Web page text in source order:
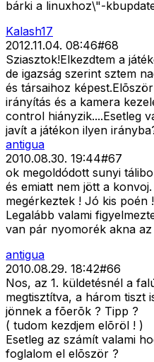
bárki a linuxhoz\"-
Kalash17
2012.11.04. 08:46#68
Sziasztok!Elkezdtem a
de igazság szerint sztem
és társaihoz
irányítás és a kamera
control hiányzik....Esetleg
javít a játékon ilyen
antigua
2010.08.30. 19:44#67
ok megoldódott sunyi
és emiatt nem jött a
megérkeztek ! Jó kis poén !
Legalább valami
van pár nyomorék akna
antigua
2010.08.29. 18:42#66
Nos, az 1. küldetésnél a
megtisztítva, a három tiszt
jönnek a fõerõk ? Tipp ?
( tudom kezdjem elõröl ! )
Esetleg az számít valami
foglalom el elõször ?